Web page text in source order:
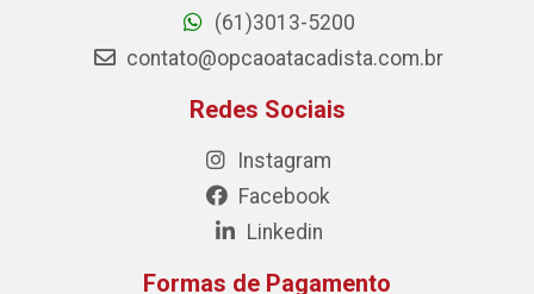
(61)3013-5200
contato@opcaoatacadista.com.br
Redes Sociais
Instagram
Facebook
Linkedin
Formas de Pagamento